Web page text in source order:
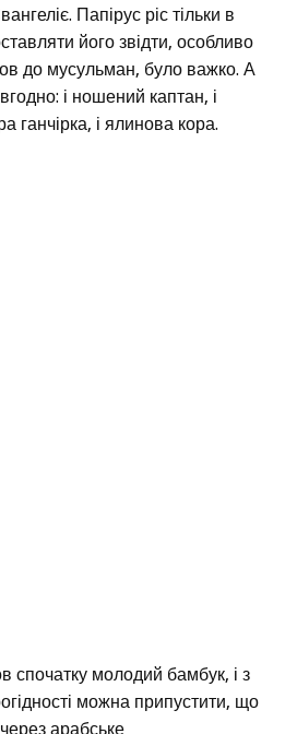
Папірус ріс тільки в
його звідти, особливо
до мусульман, було важко. А
і ношений каптан, і
ганчірка, і ялинова кора.
спочатку молодий бамбук, і з
можна припустити, що
арабське